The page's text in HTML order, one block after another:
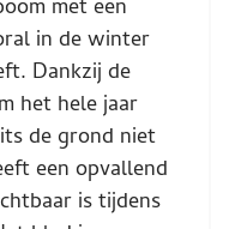
met een
in de winter
Dankzij de
het hele jaar
de grond niet
een opvallend
is tijdens